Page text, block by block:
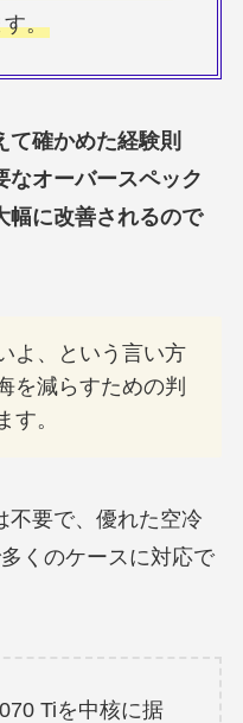
。
て確かめた経験則
なオーバースペック
幅に改善されるので
よ、という言い方
を減らすための判
す。
不要で、優れた空冷
くのケースに対応で
Tiを中核に据